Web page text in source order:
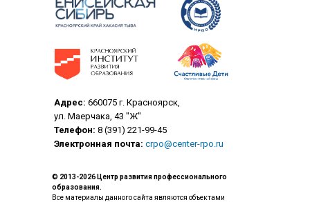
Адрес: 660075 г. Красноярск,
ул. Маерчака, 43 "Ж"
Телефон: 8 (391) 221-99-45
Электронная почта: crpo@center-rpo.ru
© 2013-2026 Центр развития профессионального
образования.
Все материалы данного сайта являются объектами